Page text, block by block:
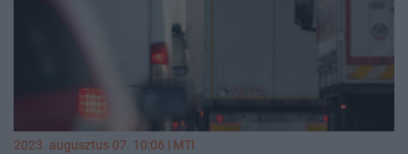
2023. augusztus 07. 10:06 | MTI